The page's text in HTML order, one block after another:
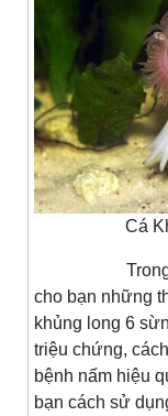
Cá
Trong bài
cho bạn những
khủng long 6
triệu chứng,
bệnh nấm hiệu
bạn cách sử